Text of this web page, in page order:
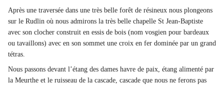
Après une traversée dans une très belle forêt de résineux nous plongeons
sur le Rudlin où nous admirons la très belle chapelle St Jean-Baptiste
avec son clocher construit en essis de bois (nom vosgien pour bardeaux
ou tavaillons) avec en son sommet une croix en fer dominée par un grand
tétras.
Nous passons devant l’étang des dames havre de paix, étang alimenté par
la Meurthe et le ruisseau de la cascade, cascade que nous ne ferons pas